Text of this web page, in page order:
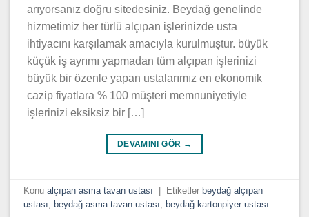
arıyorsanız doğru sitedesiniz. Beydağ genelinde
hizmetimiz her türlü alçıpan işlerinizde usta
ihtiyacını karşılamak amacıyla kurulmuştur. büyük
küçük iş ayrımı yapmadan tüm alçıpan işlerinizi
büyük bir özenle yapan ustalarımız en ekonomik
cazip fiyatlara % 100 müşteri memnuniyetiyle
işlerinizi eksiksiz bir […]
DEVAMINI GÖR →
Konualçıpan asma tavan ustası Etiketler beydağ alçıpan
ustası
beydağ asma tavan ustası beydağ kartonpiyer ustası